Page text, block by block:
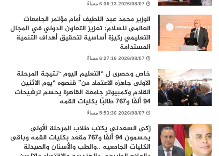
2026/08/07 6:38:13 مساءً
الوزير محمد عبد اللطيف أمام مؤتمر الجامعات
العالمى للسلام: تعزيز التعاون الدولي في المجال
التعليمي ركيزة أساسية لتحقيق أهداف التنمية
المستدامة
2026/08/07 6:27:16 مساءً
خاص وحصرى ل “التعليم اليوم “نتيجة المرحلة
الاولى جاهزه الاعتماد من” قنصوه “يوم الاثنين
القادم وكمبيوتر جامعة القاهرة يحسم ترشيحات
94 ألفًا و767 طالبًا بكليات القمه
2026/08/07 5:53:36 مساءً
زكى السعدنى يكتب طلاب المرحلة الأولى
يحسمون 94 ألفًا و767 مقعد بكليات القمه وباقى
الكليات الجامعيه ..والطب والأسنان والصيدلة